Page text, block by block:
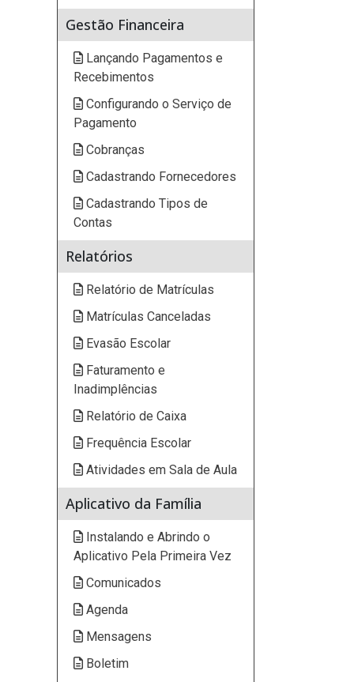
Gestão Financeira
Lançando Pagamentos e
Recebimentos
Configurando o Serviço de
Pagamento
Cobranças
Cadastrando Fornecedores
Cadastrando Tipos de
Contas
Relatórios
Relatório de Matrículas
Matrículas Canceladas
Evasão Escolar
Faturamento e
Inadimplências
Relatório de Caixa
Frequência Escolar
Atividades em Sala de Aula
Aplicativo da Família
Instalando e Abrindo o
Aplicativo Pela Primeira Vez
Comunicados
Agenda
Mensagens
Boletim